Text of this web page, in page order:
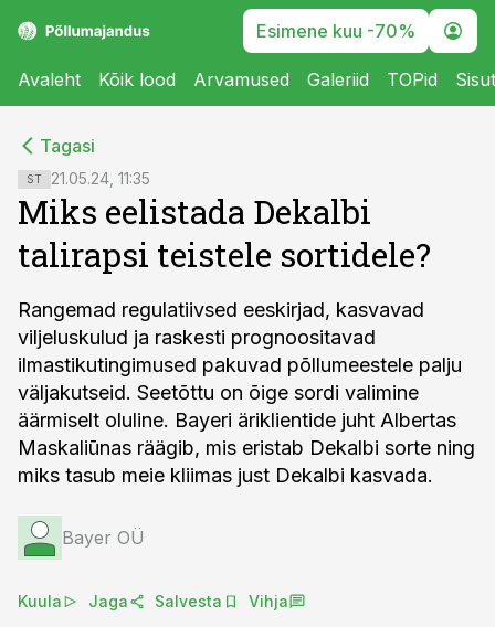
Esimene kuu -70%
Avaleht Kõik lood Arvamused Galeriid TOPid
Tagasi
ST 21.05.24, 11:35
Miks eelistada Dekalbi
talirapsi teistele sortidele?
Rangemad regulatiivsed eeskirjad, kasvavad
viljeluskulud ja raskesti prognoositavad
ilmastikutingimused pakuvad põllumeestele palju
väljakutseid. Seetõttu on õige sordi valimine
äärmiselt oluline. Bayeri äriklientide juht Albertas
Maskaliūnas räägib, mis eristab Dekalbi sorte ning
miks tasub meie kliimas just Dekalbi kasvada.
Bayer OÜ
Kuula Jaga Salvesta Vihja